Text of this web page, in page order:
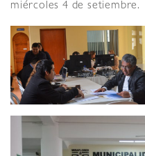
miércoles 4 de setiembre.